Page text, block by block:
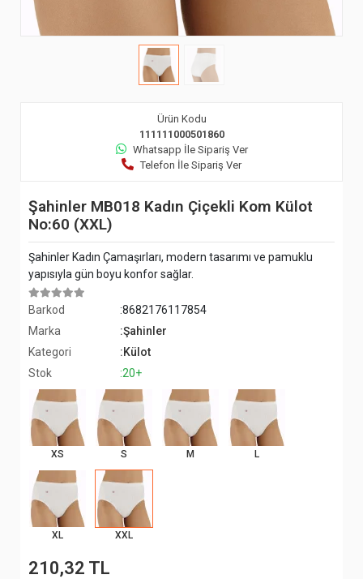
Ürün Kodu
111111000501860
Whatsapp İle Sipariş Ver
Telefon İle Sipariş Ver
Şahinler MB018 Kadın Çiçekli Kom Külot
No:60 (XXL)
Şahinler Kadın Çamaşırları, modern tasarımı ve pamuklu
yapısıyla gün boyu konfor sağlar.
Barkod
:8682176117854
Marka
:Şahinler
Kategori
:Külot
Stok
:20+
XS S M L
XL XXL
210,32 TL